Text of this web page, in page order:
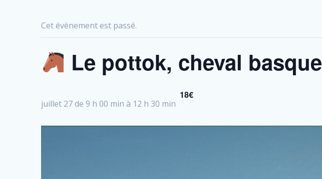
Cet évènement est passé.
Le pottok, cheval basque
juillet 27 de 9 h 00 min à 12 h 30 min
18€